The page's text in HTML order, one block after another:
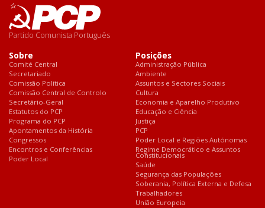
Partido Comunista Português
Sobre
Comité Central
Secretariado
Comissão Política
Comissão Central de Controlo
Secretário-Geral
Estatutos do PCP
Programa do PCP
Apontamentos da História
Congressos
Encontros e Conferências
Poder Local
Posições
Administração Pública
Ambiente
Assuntos e Sectores Sociais
Cultura
Economia e Aparelho Produtivo
Educação e Ciência
Justiça
PCP
Poder Local e Regiões Autónomas
Regime Democrático e Assuntos
Constitucionais
Saúde
Segurança das Populações
Soberania, Política Externa e Defesa
Trabalhadores
União Europeia